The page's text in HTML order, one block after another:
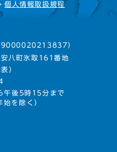
個人情報取扱規程
9000020213837）
八町氷取161番地
表）
午後5時15分まで
始を除く）